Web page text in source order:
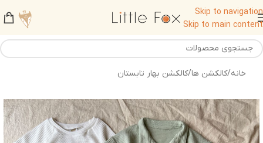
Skip to navigation
Skip to main content
خانه/کالکشن ها/کالکشن بهار تابستان